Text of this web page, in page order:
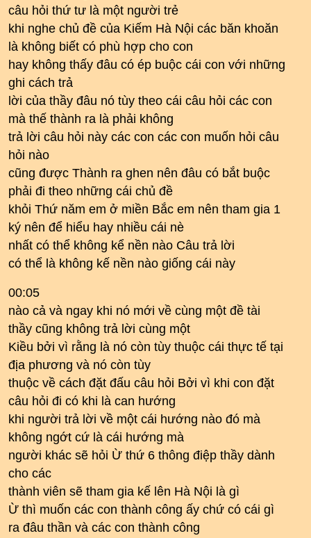
câu hỏi thứ tư là một người trẻ
khi nghe chủ đề của Kiếm Hà Nội các băn khoăn
là không biết có phù hợp cho con
hay không thấy đâu có ép buộc cái con với những
ghi cách trả
lời của thầy đâu nó tùy theo cái câu hỏi các con
mà thế thành ra là phải không
trả lời câu hỏi này các con các con muốn hỏi câu
hỏi nào
cũng được Thành ra ghen nên đâu có bắt buộc
phải đi theo những cái chủ đề
khỏi Thứ năm em ở miền Bắc em nên tham gia 1
ký nên để hiểu hay nhiều cái nè
nhất có thể không kể nền nào Câu trả lời
có thể là không kế nền nào giống cái này
00:05
nào cả và ngay khi nó mới về cùng một đề tài
thầy cũng không trả lời cùng một
Kiều bởi vì rằng là nó còn tùy thuộc cái thực tế tại
địa phương và nó còn tùy
thuộc về cách đặt đấu câu hỏi Bởi vì khi con đặt
câu hỏi đi có khi là can hướng
khi người trả lời về một cái hướng nào đó mà
không ngớt cứ là cái hướng mà
người khác sẽ hỏi Ừ thứ 6 thông điệp thầy dành
cho các
thành viên sẽ tham gia kế lên Hà Nội là gì
Ừ thì muốn các con thành công ấy chứ có cái gì
ra đâu thần và các con thành công